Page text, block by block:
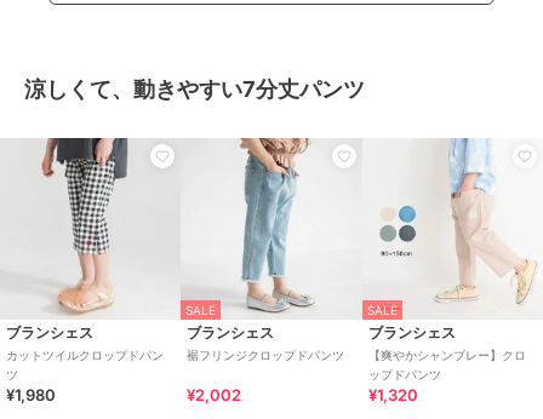
涼しくて、動きやすい7分丈パンツ
ブランシェス
カットツイルクロップドパン
ツ
¥1,980
SALE
ブランシェス
裾フリンジクロップドパンツ
¥2,002
SALE
ブランシェス
【爽やかシャンブレー】クロ
ップドパンツ
¥1,320